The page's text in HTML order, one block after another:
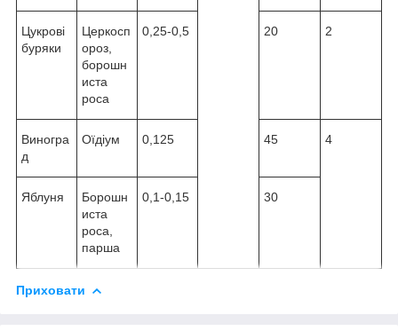
Цукрові
буряки
Церкосп
ороз,
борошн
иста
роса
0,25-0,5 20 2
Виногра
д
Оїдіум 0,125 45 4
Яблуня
Борошн
иста
роса,
парша
0,1-0,15 30
Приховати